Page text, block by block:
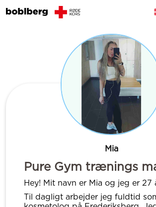
Mia
Pure Gym trænings
Hey! Mit navn er Mia og jeg er 27
Til dagligt arbejder jeg fuldtid